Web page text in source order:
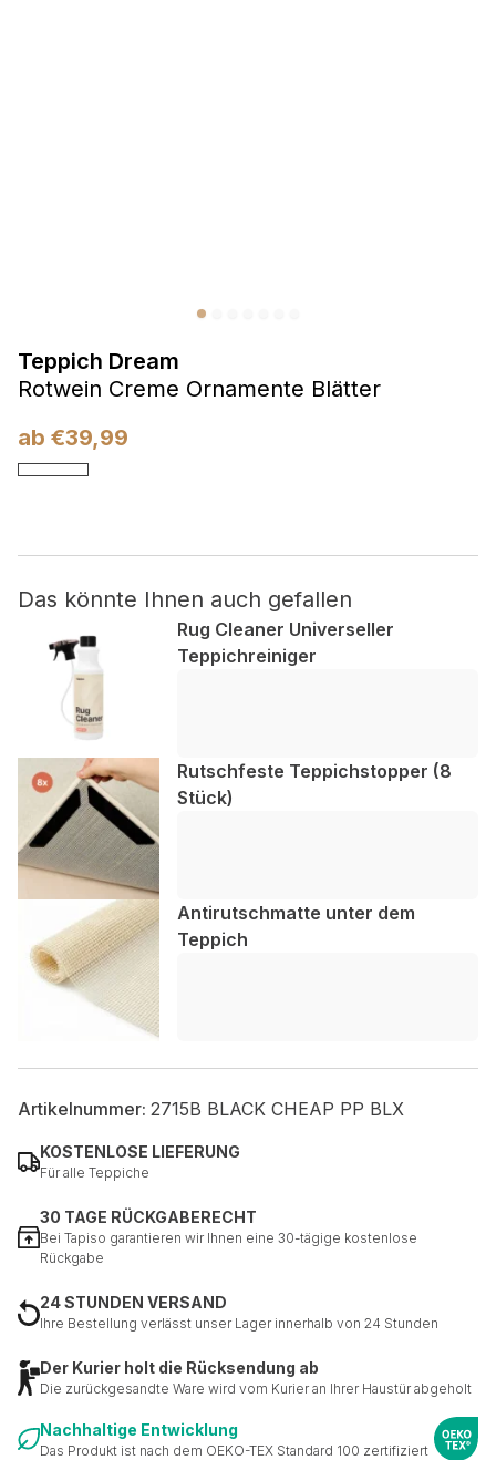
Teppich Dream
Rotwein Creme Ornamente Blätter
ab €39,99
Das könnte Ihnen auch gefallen
Rug Cleaner Universeller
Teppichreiniger
Rutschfeste Teppichstopper (8
Stück)
Antirutschmatte unter dem
Teppich
Artikelnummer: 2715B BLACK CHEAP PP BLX
KOSTENLOSE LIEFERUNG
Für alle Teppiche
30 TAGE RÜCKGABERECHT
Bei Tapiso garantieren wir Ihnen eine 30-tägige kostenlose
Rückgabe
24 STUNDEN VERSAND
Ihre Bestellung verlässt unser Lager innerhalb von 24 Stunden
Der Kurier holt die Rücksendung ab
Die zurückgesandte Ware wird vom Kurier an Ihrer Haustür abgeholt
Nachhaltige Entwicklung
Das Produkt ist nach dem OEKO-TEX Standard 100 zertifiziert
Marketing
Websites hinweg zu verfolgen. Das Ziel ist es, Anzeigen
anzuzeigen, die für den einzelnen Benutzer relevant und
ansprechend sind und somit wertvoller für Herausgeber und
Nicht kategorisiert.
Andere nicht kategorisierte Cookies sind solche, die
analysiert werden und noch keiner Kategorie zugeordnet
wurden.
Meine Einstellungen speichern
Alle akzeptieren